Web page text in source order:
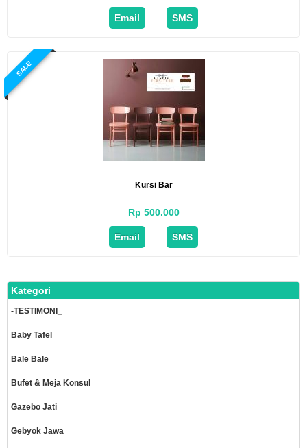
Email SMS
SALE
Kursi Bar
Rp 500.000
Email SMS
Kategori
-TESTIMONI_
Baby Tafel
Bale Bale
Bufet & Meja Konsul
Gazebo Jati
Gebyok Jawa